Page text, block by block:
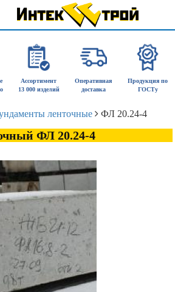
Ассортимент
13 000 изделий
Оперативная
доставка
Продукция по
ГОСТу
ленточные ФЛ 20.24-4
ФЛ 20.24-4